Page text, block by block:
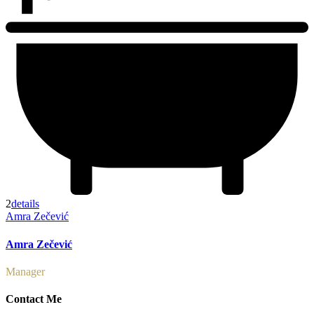
2details
Amra Zečević
Amra Zečević
Manager
Contact Me